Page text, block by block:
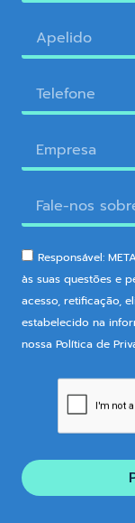
Responsável:
às suas questões e
acesso, retificação,
estabelecido na
nossa Política de